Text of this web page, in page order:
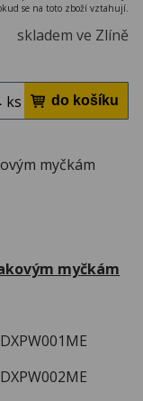
se na toto zboží vztahují.
skladem ve Zlíně
ks
myčkám
myčkám